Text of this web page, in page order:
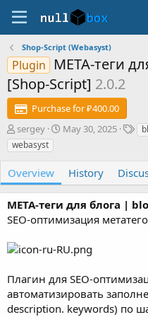
Shop-Script (Webasyst)
Plugin
META-теги
[Shop-Script] 2.0.2
Purchase for ₽400.00
A
u
t
o
r
sergey
C
i
o
n
t
May 30, 2025
T
webasyst
Overview History
META-теги для блога |
SEO-оптимизация
Плагин для SEO-
автоматизировать
description. keywords) по